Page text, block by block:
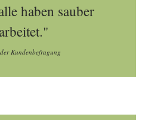
haben sauber
Kundenbefragung